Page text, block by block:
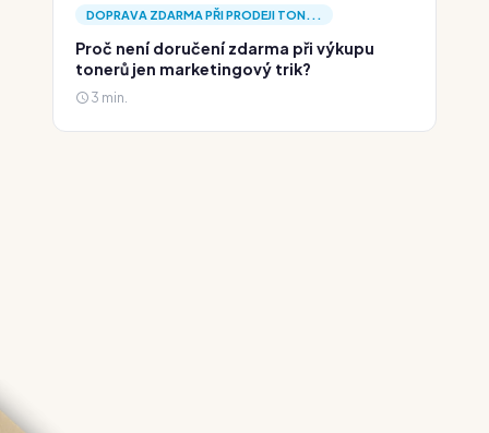
DOPRAVA ZDARMA PŘI PRODEJI TON...
Proč není doručení zdarma při výkupu
tonerů jen marketingový trik?
3 min.